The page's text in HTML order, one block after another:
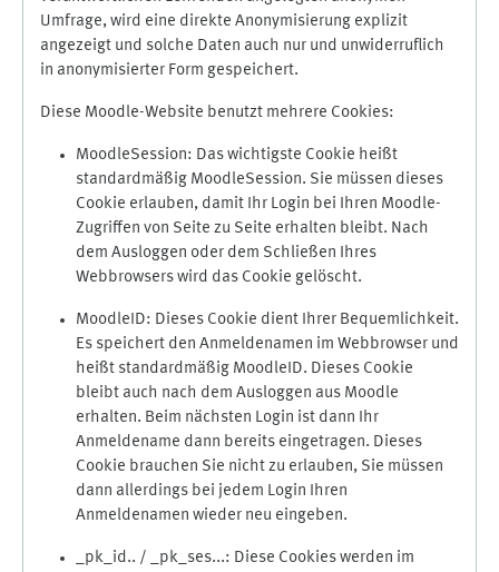
Umfrage, wird eine direkte Anonymisierung explizit
angezeigt und solche Daten auch nur und unwiderruflich
in anonymisierter Form gespeichert.
Diese Moodle-Website benutzt mehrere Cookies:
MoodleSession: Das wichtigste Cookie heißt
standardmäßig MoodleSession. Sie müssen dieses
Cookie erlauben, damit Ihr Login bei Ihren Moodle-
Zugriffen von Seite zu Seite erhalten bleibt. Nach
dem Ausloggen oder dem Schließen Ihres
Webbrowsers wird das Cookie gelöscht.
MoodleID: Dieses Cookie dient Ihrer Bequemlichkeit.
Es speichert den Anmeldenamen im Webbrowser und
heißt standardmäßig MoodleID. Dieses Cookie
bleibt auch nach dem Ausloggen aus Moodle
erhalten. Beim nächsten Login ist dann Ihr
Anmeldename dann bereits eingetragen. Dieses
Cookie brauchen Sie nicht zu erlauben, Sie müssen
dann allerdings bei jedem Login Ihren
Anmeldenamen wieder neu eingeben.
_pk_id.. / _pk_ses...: Diese Cookies werden im